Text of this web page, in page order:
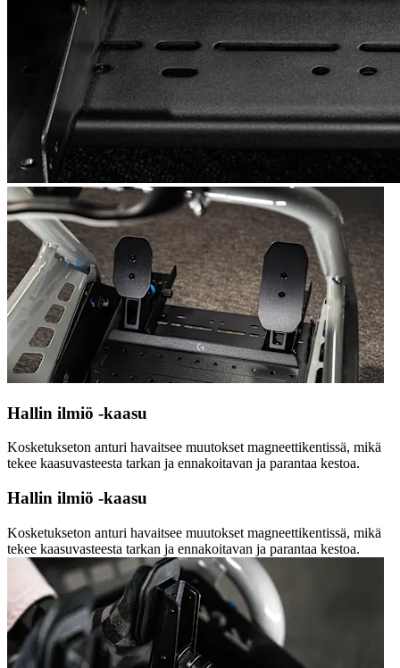
Hallin ilmiö -kaasu
Kosketukseton anturi havaitsee muutokset magneettikentissä, mikä
tekee kaasuvasteesta tarkan ja ennakoitavan ja parantaa kestoa.
Hallin ilmiö -kaasu
Kosketukseton anturi havaitsee muutokset magneettikentissä, mikä
tekee kaasuvasteesta tarkan ja ennakoitavan ja parantaa kestoa.